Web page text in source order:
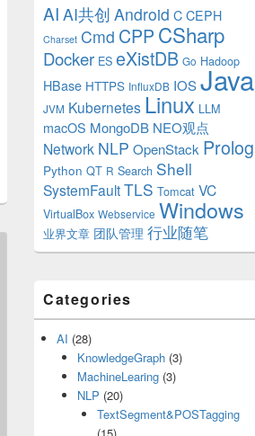
AI AI共创 Android C CEPH
Charset Cmd CPP CSharp
Docker ES eXistDB Go Hadoop
HBase HTTPS InfluxDB IOSJava
JVM Kubernetes Linux LLM
macOS MongoDB NEO观点
Network NLP OpenStack Prolog
Python QT R Search Shell
SystemFaultTLS Tomcat VC
VirtualBox Webservice Windows
业界文章 团队管理 行业随笔
Categories
AI (28)
KnowledgeGraph(3)
MachineLearing(3)
NLP (20)
TextSegment&POSTagging